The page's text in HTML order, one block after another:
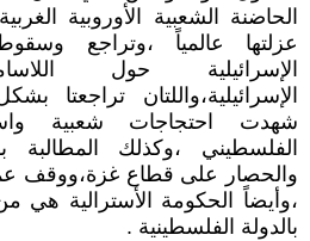
الحاضنة الشعبية الأوروبية
عزلتها عالمياً ،وتراجع
الإسرائيلية حول
الإسرائيلية،واللتان تراجعتا
شهدت احتجاجات شعبية
الفلسطيني ،وكذلك
والحصار على قطاع غزة،ووقف
،وأيضاً الحكومة الأسترالية هي
بالدولة الفلسطينية .